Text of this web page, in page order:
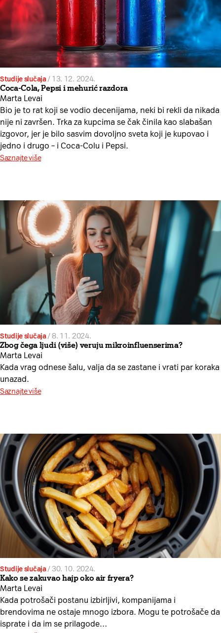
Studije slučaja/ 13. 12. 2024.
Coca-Cola, Pepsi i mehurić razdora
Marta Levai
Bio je to rat koji se vodio decenijama, neki bi rekli da nikada
nije ni završen. Trka za kupcima se čak činila kao slabašan
izgovor, jer je bilo sasvim dovoljno sveta koji je kupovao i
jedno i drugo – i Coca-Colu i Pepsi.
Saznajte više
Studije slučaja/8. 11. 2024.
Zbog čega ljudi (više) veruju mikroinfluenserima?
Marta Levai
Kada vrag odnese šalu, valja da se zastane i vrati par koraka
unazad.
Saznajte više
Studije slučaja/ 30. 10. 2024.
Kako se zakuvao hajp oko air fryera?
Marta Levai
Kada potrošači postanu izbirljivi, kompanijama i
brendovima ne ostaje mnogo izbora. Mogu te potrošače da
isprate i da im se prilagode…